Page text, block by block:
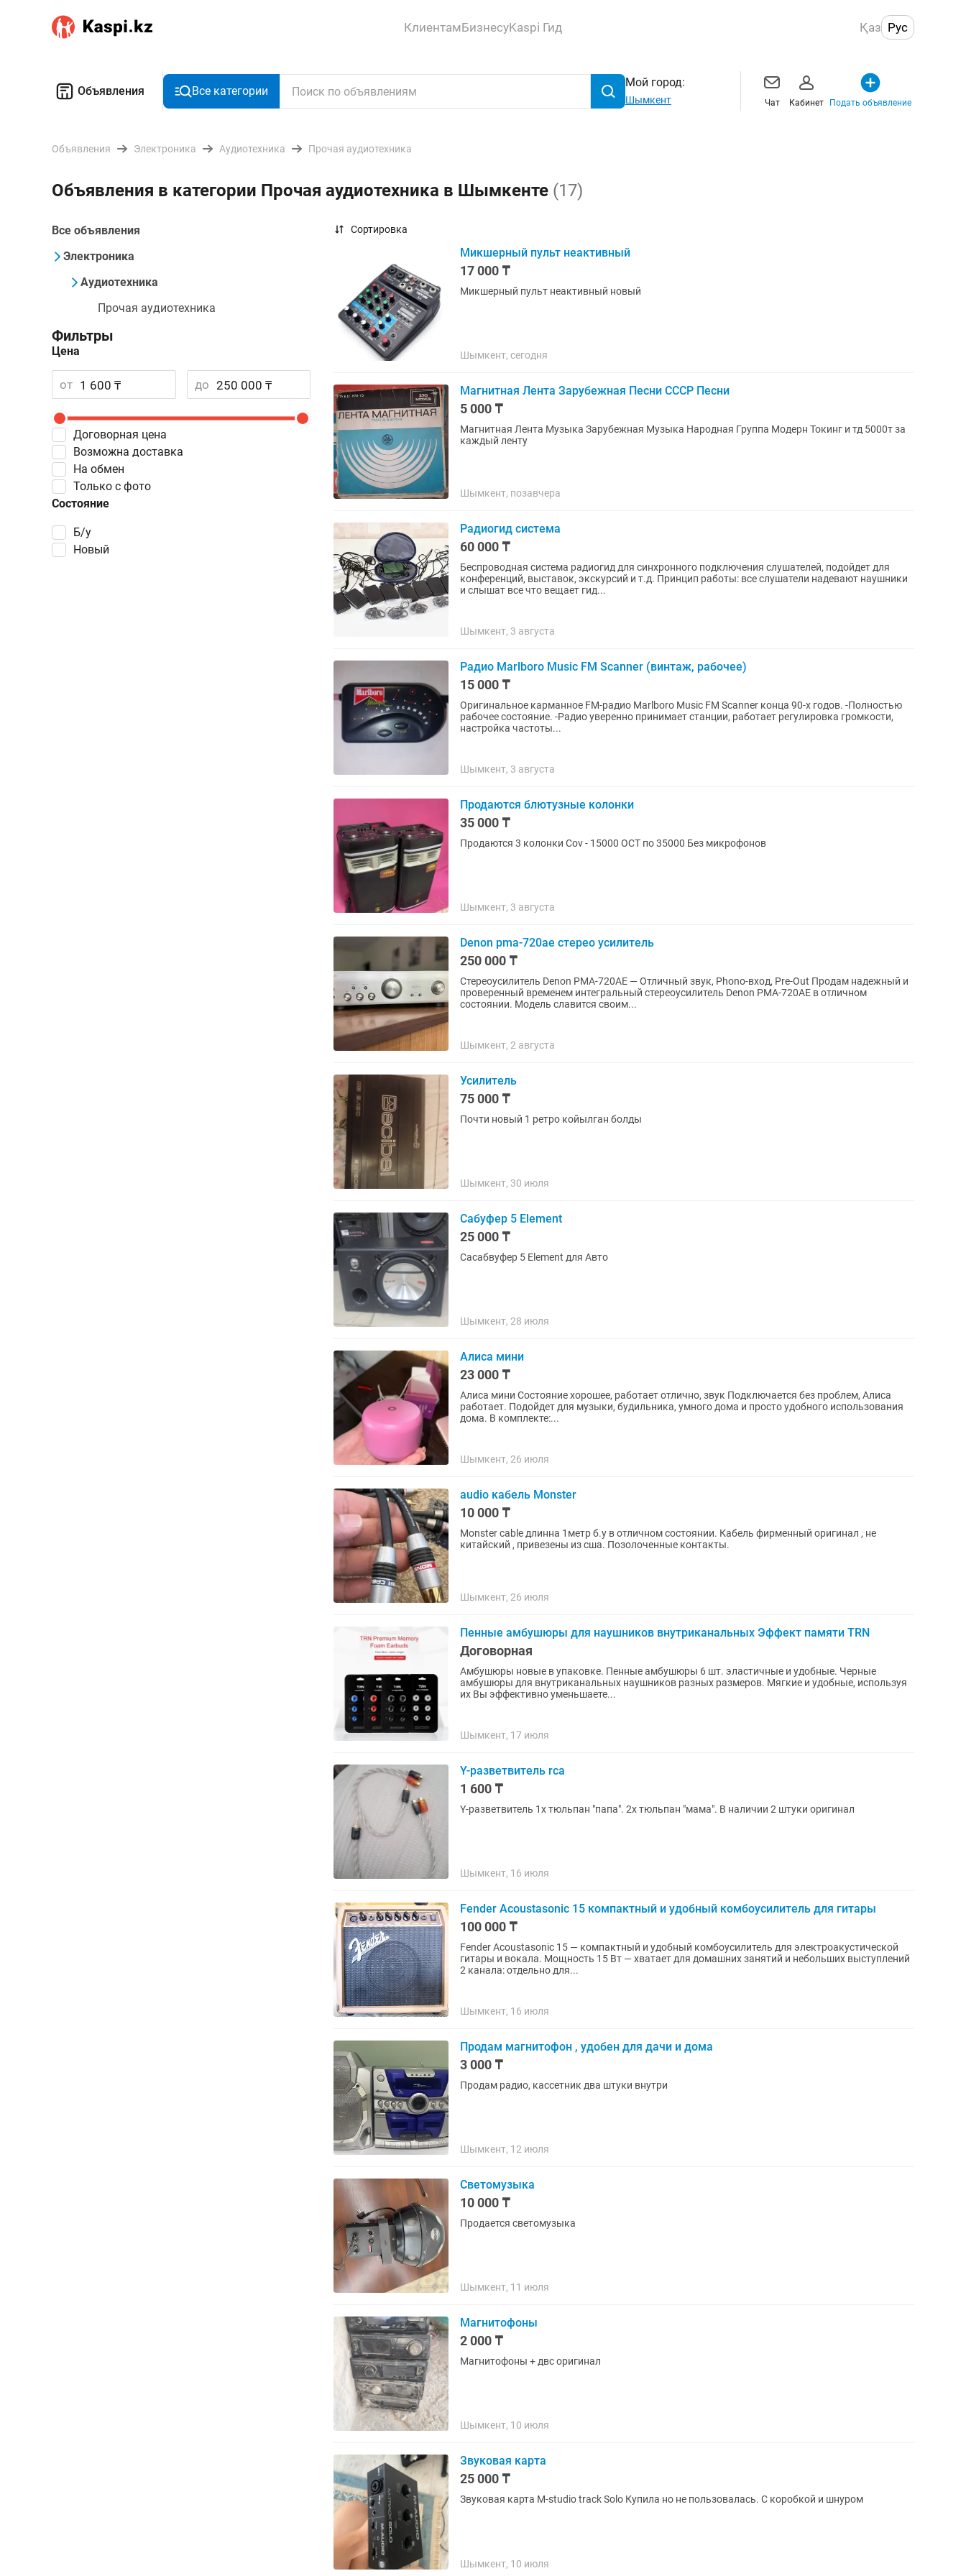
КлиентамБизнесуKaspi Гид Қаз Рус
Объявления Все категории
Мой город:
Шымкент Чат Кабинет Подать объявление
Объявления Электроника Аудиотехника Прочая аудиотехника
Объявления в категории Прочая аудиотехника в Шымкенте (17)
Все объявления
Электроника
Аудиотехника
Прочая аудиотехника
Фильтры
Цена
от до
Договорная цена
Возможна доставка
Состояние
Б/у
Новый
На обмен
Только с фото
Сортировка
Микшерный пульт неактивный
17 000 ₸
Микшерный пульт неактивный новый
Шымкент, сегодня
Магнитная Лента Зарубежная Песни СССР Песни
5 000 ₸
Магнитная Лента Музыка Зарубежная Музыка Народная Группа Модерн Токинг и тд 5000т за
каждый ленту
Шымкент, позавчера
Радиогид система
60 000 ₸
Беспроводная система радиогид для синхронного подключения слушателей, подойдет для
конференций, выставок, экскурсий и т.д. Принцип работы: все слушатели надевают наушники
и слышат все что вещает гид...
Шымкент, 3 августа
Радио Marlboro Music FM Scanner (винтаж, рабочее)
15 000 ₸
Оригинальное карманное FM-радио Marlboro Music FM Scanner конца 90-х годов. -Полностью
рабочее состояние. -Радио уверенно принимает станции, работает регулировка громкости,
настройка частоты...
Шымкент, 3 августа
Продаются блютузные колонки
35 000 ₸
Продаются 3 колонки Cov - 15000 ОСТ по 35000 Без микрофонов
Шымкент, 3 августа
Denon pma-720ae стерео усилитель
250 000 ₸
Стереоусилитель Denon PMA-720AE — Отличный звук, Phono-вход, Pre-Out Продам надежный и
проверенный временем интегральный стереоусилитель Denon PMA-720AE в отличном
состоянии. Модель славится своим...
Шымкент, 2 августа
Усилитель
75 000 ₸
Почти новый 1 ретро койылган болды
Шымкент, 30 июля
Сабуфер 5 Element
25 000 ₸
Сасабвуфер 5 Element для Авто
Шымкент, 28 июля
Алиса мини
23 000 ₸
Алиса мини Состояние хорошее, работает отлично, звук Подключается без проблем, Алиса
работает. Подойдет для музыки, будильника, умного дома и просто удобного использования
дома. В комплекте:...
Шымкент, 26 июля
audio кабель Monster
10 000 ₸
Monster cable длинна 1метр б.у в отличном состоянии. Кабель фирменный оригинал , не
китайский , привезены из сша. Позолоченные контакты.
Шымкент, 26 июля
Пенные амбушюры для наушников внутриканальных Эффект памяти TRN
Договорная
Амбушюры новые в упаковке. Пенные амбушюры 6 шт. эластичные и удобные. Черные
амбушюры для внутриканальных наушников разных размеров. Мягкие и удобные, используя
их Вы эффективно уменьшаете...
Шымкент, 17 июля
Y-разветвитель rca
1 600 ₸
Y-разветвитель 1x тюльпан "папа". 2x тюльпан "мама". В наличии 2 штуки оригинал
Шымкент, 16 июля
Fender Acoustasonic 15 компактный и удобный комбоусилитель для гитары
100 000 ₸
Fender Acoustasonic 15 — компактный и удобный комбоусилитель для электроакустической
гитары и вокала. Мощность 15 Вт — хватает для домашних занятий и небольших выступлений
2 канала: отдельно для...
Шымкент, 16 июля
Продам магнитофон , удобен для дачи и дома
3 000 ₸
Продам радио, кассетник два штуки внутри
Шымкент, 12 июля
Светомузыка
10 000 ₸
Продается светомузыка
Шымкент, 11 июля
Магнитофоны
2 000 ₸
Магнитофоны + двс оригинал
Шымкент, 10 июля
Звуковая карта
25 000 ₸
Звуковая карта M-studio track Solo Купила но не пользовалась. С коробкой и шнуром
Шымкент, 10 июля